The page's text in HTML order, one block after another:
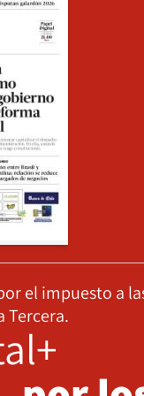
el impuesto a
Tercera.